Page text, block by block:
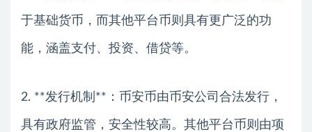
于基础货币，而其他平台币则具有更广泛的功
能，涵盖支付、投资、借贷等。
2. **发行机制**：币安币由币安公司合法发行，
具有政府监管，安全性较高。其他平台币则由项